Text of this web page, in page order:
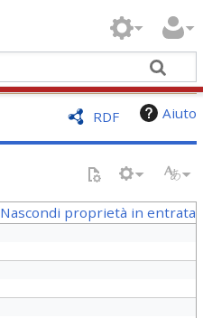
RDF Aiuto
Nascondi proprietà in entrata